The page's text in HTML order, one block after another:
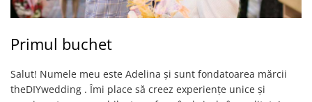
Primul buchet
Salut! Numele meu este Adelina și sunt fondatoarea mărcii
theDIYwedding . Îmi place să creez experiențe unice și